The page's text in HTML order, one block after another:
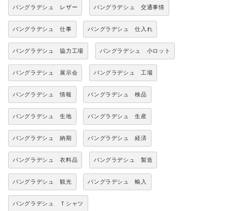
バングラデシュ レザー バングラデシュ 交通事情
バングラデシュ 仕事 バングラデシュ 仕入れ
バングラデシュ 協力工場 バングラデシュ 小ロット
バングラデシュ 展示会 バングラデシュ 工場
バングラデシュ 情報 バングラデシュ 検品
バングラデシュ 生地 バングラデシュ 生産
バングラデシュ 納期 バングラデシュ 経済
バングラデシュ 衣料品 バングラデシュ 製造
バングラデシュ 観光 バングラデシュ 輸入
バングラデシュ Ｔシャツ